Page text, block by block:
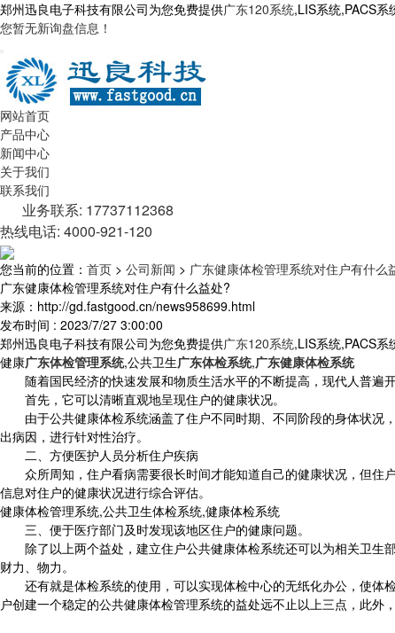
郑州迅良电子科技有限公司为您免费提供广东120系统,LIS系统,PACS系
您暂无新询盘信息！
网站首页
产品中心
新闻中心
关于我们
联系我们
业务联系: 17737112368
热线电话: 4000-921-120
您当前的位置： 首页 > 公司新闻 > 广东健康体检管理系统对住户有什么
广东健康体检管理系统对住户有什么益处?
来源：http://gd.fastgood.cn/news958699.html
发布时间 : 2023/7/27 3:00:00
郑州迅良电子科技有限公司为您免费提供广东120系统,LIS系统,PACS系
健康广东体检管理系统,公共卫生广东体检系统,广东健康体检系统
随着国民经济的快速发展和物质生活水平的不断提高，现代人普遍
首先，它可以清晰直观地呈现住户的健康状况。
由于公共健康体检系统涵盖了住户不同时期、不同阶段的身体状况
出病因，进行针对性治疗。
二、方便医护人员分析住户疾病
众所周知，住户看病需要很长时间才能知道自己的健康状况，但住
信息对住户的健康状况进行综合评估。
健康体检管理系统,公共卫生体检系统,健康体检系统
三、便于医疗部门及时发现该地区住户的健康问题。
除了以上两个益处，建立住户公共健康体检系统还可以为相关卫生
财力、物力。
还有就是体检系统的使用，可以实现体检中心的无纸化办公，使体
户创建一个稳定的公共健康体检管理系统的益处远不止以上三点，此外